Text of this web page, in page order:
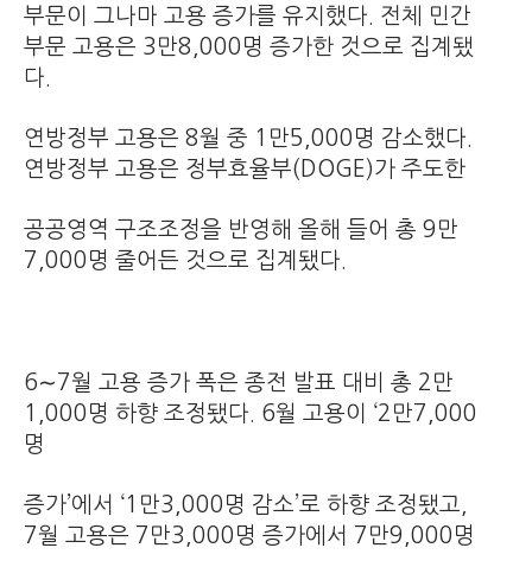
부문이 그나마 고용 증가를 유지했다. 전체 민간
부문 고용은 3만8,000명 증가한 것으로 집계됐
다.
연방정부 고용은 8월 중 1만5,000명 감소했다.
연방정부 고용은 정부효율부(DOGE)가 주도한
공공영역 구조조정을 반영해 올해 들어 총 9만
7,000명 줄어든 것으로 집계됐다.
6∼7월 고용 증가 폭은 종전 발표 대비 총 2만
1,000명 하향 조정됐다. 6월 고용이 ‘2만7,000
명
증가’에서 ‘1만3,000명 감소’로 하향 조정됐고,
7월 고용은 7만3,000명 증가에서 7만9,000명